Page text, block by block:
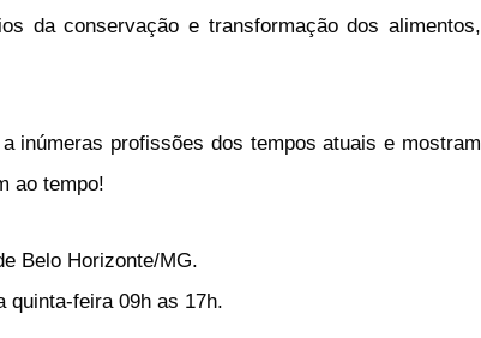
da conservação e transformação dos alimentos,
inúmeras profissões dos tempos atuais e mostram
ao tempo!
Belo Horizonte/MG.
quinta-feira 09h as 17h.